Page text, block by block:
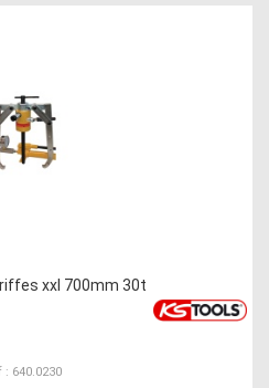
xxl 700mm 30t
: 640.0230